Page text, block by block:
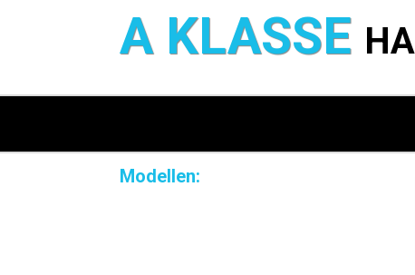
A KLASSE
Modellen: